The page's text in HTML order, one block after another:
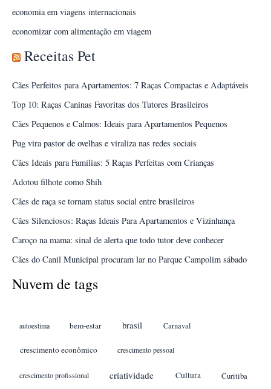
economia em viagens internacionais
economizar com alimentação em viagem
Receitas Pet
Cães Perfeitos para Apartamentos: 7 Raças Compactas e Adaptáveis
Top 10: Raças Caninas Favoritas dos Tutores Brasileiros
Cães Pequenos e Calmos: Ideais para Apartamentos Pequenos
Pug vira pastor de ovelhas e viraliza nas redes sociais
Cães Ideais para Famílias: 5 Raças Perfeitas com Crianças
Adotou filhote como Shih
Cães de raça se tornam status social entre brasileiros
Cães Silenciosos: Raças Ideais Para Apartamentos e Vizinhança
Caroço na mama: sinal de alerta que todo tutor deve conhecer
Cães do Canil Municipal procuram lar no Parque Campolim sábado
Nuvem de tags
autoestima bem-estar brasil Carnaval
crescimento econômico crescimento pessoal
crescimento profissional criatividade Cultura Curitiba